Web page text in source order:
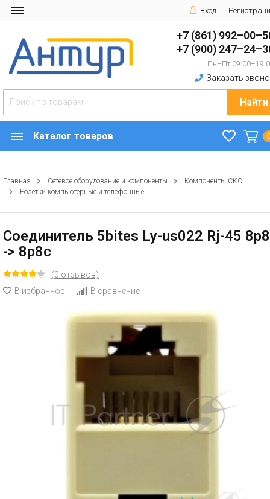
Вход
+7 (861)
+7 (900)
Пн–Пт
Заказать
Найти
Каталог товаров
Главная Сетевое оборудование и компоненты
Компоненты СКС
Розетки компьютерные и телефонные
Соединитель 5bites Ly-us022 Rj-45
-> 8p8c
(0 отзывов)
В избранное
В сравнение